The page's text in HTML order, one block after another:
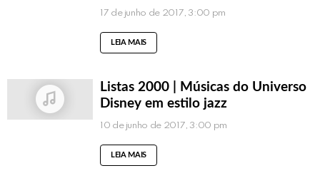
17 de junho de 2017, 3:00 pm
LEIA MAIS
Listas 2000 | Músicas do Universo
Disney em estilo jazz
10 de junho de 2017, 3:00 pm
LEIA MAIS